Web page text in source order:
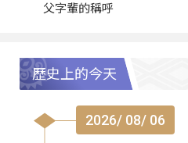
父字輩的稱呼
歷史上的今天
2026/ 08/ 06